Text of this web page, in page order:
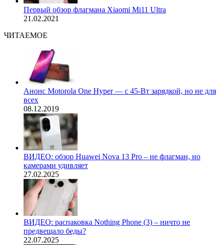
Первый обзор флагмана Xiaomi Mi11 Ultra
21.02.2021
ЧИТАЕМОЕ
Анонс Motorola One Hyper — с 45-Вт зарядкой, но не для
всех
08.12.2019
ВИДЕО: обзор Huawei Nova 13 Pro – не флагман, но
камерами удивляет
27.02.2025
ВИДЕО: распаковка Nothing Phone (3) – ничто не
предвещало беды?
22.07.2025